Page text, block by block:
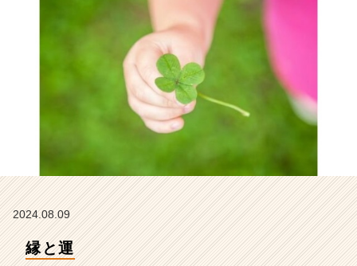
ン
チ
ャ
ー・
成
長
か
2024.08.09
縁と運